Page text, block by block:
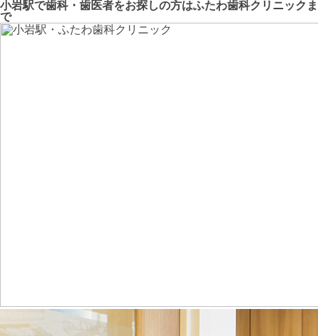
小岩駅で歯科・歯医者をお探しの方はふたわ歯科クリニックま
で